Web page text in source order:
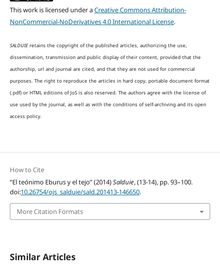
This work is licensed under aCreative Commons Attribution-
NonCommercial-NoDerivatives 4.0 International License.
SALDUIEretains the copyright of the published articles, authorizing the use,
dissemination, transmission and public display of their content, provided that the
authorship, url and journal are cited, and that they are not used for commercial
purposes. The right to reproduce the articles in hard copy, portable document format
(.pdf) or HTML editions of JoS is also reserved. The authors agree with the license of
use used by the journal, as well as with the conditions of self-archiving and its open
access policy.
How to Cite
“El teónimo Eburus y el tejo” (2014)Salduie, (13-14), pp. 93–100.
doi:10.26754/ojs_salduie/sald.201413-146650.
More Citation Formats
Similar Articles